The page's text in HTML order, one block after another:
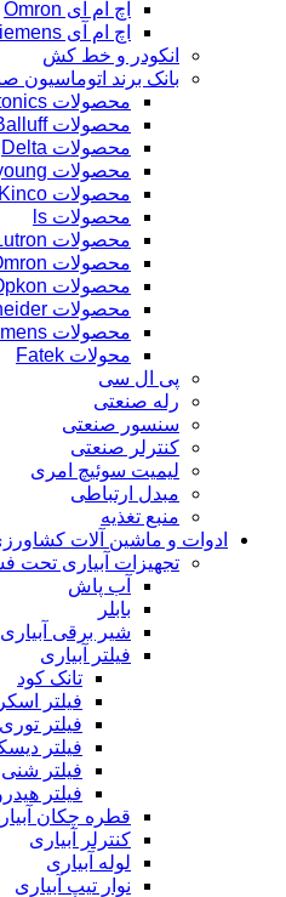
اچ ام آی Omron
اچ ام آی Siemens
انکودر و خط کش
بانک برند اتوماسیون
محصولات Autonics
محصولات Balluff
محصولات Delta
محصولات Hanyoung
محصولات Kinco
محصولات ls
محصولات Lutron
محصولات Omron
محصولات Opkon
محصولات Schneider
محصولات simens
محولات Fatek
پی ال سی
رله صنعتی
سنسور صنعتی
کنترلر صنعتی
لیمیت سوئیچ امری
مبدل ارتباطی
منبع تغذیه
ادوات و ماشین آلات
تجهیزات آبیاری تحت
آب پاش
بابلر
شیر برقی آبیاری
فیلتر آبیاری
تانک کود
فیلتر
فیلتر توری
فیلتر
فیلتر شنی
فیلتر
قطره چکان
کنترلر آبیاری
لوله آبیاری
نوار تیپ آبیاری